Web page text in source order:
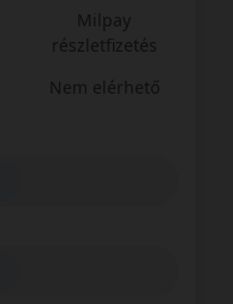
Milpay
részletfizetés
Nem elérhető